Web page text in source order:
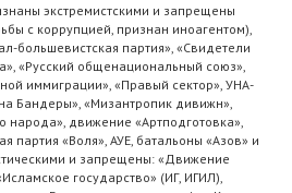
экстремистскими и запрещены
с коррупцией, признан иноагентом),
большевистская партия», «Свидетели
«Русский общенациональный союз»,
иммиграции», «Правый сектор», УНА-
Бандеры», «Мизантропик дивижн»,
народа», движение «Артподготовка»,
партия «Воля», АУЕ, батальоны «Азов» и
и запрещены: «Движение
государство» (ИГ, ИГИЛ),